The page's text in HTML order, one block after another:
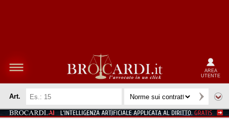
AREA
UTENTE
Art.